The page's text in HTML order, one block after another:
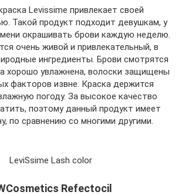
Levissime привлекает своей
Такой продукт подходит девушкам, у
окрашивать брови каждую неделю.
очень живой и привлекательный, в
ингредиенты. Брови смотрятся
хорошо увлажнена, волоски защищены
факторов извне. Краска держится
погоду. За высокое качество
поэтому данный продукт имеет
по сравнению со многими другими.
LeviSsime Lash color
Refectocil